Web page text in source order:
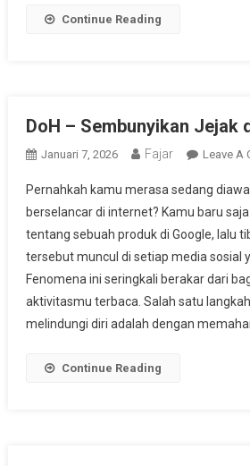
Continue Reading
DoH – Sembunyikan Jejak
Januari 7, 2026 Fajar Leave A
Pernahkah kamu merasa sedang
berselancar di internet? Kamu baru
tentang sebuah produk di Google, lalu
tersebut muncul di setiap media sosial
Fenomena ini seringkali berakar dari
aktivitasmu terbaca. Salah satu
melindungi diri adalah dengan
Continue Reading